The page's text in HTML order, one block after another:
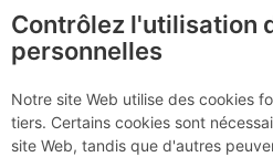
Mont Blanc
de la Tournette
Contrôlez l'utilisation
personnelles
Notre site Web utilise des cookies
tiers. Certains cookies sont
site Web, tandis que d'autres